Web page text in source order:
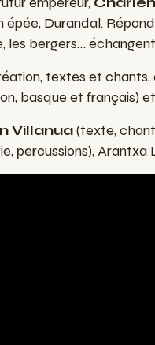
épée, Durandal.
les bergers…
textes et chants,
basque et français)
Villanua(texte,
percussions), Arantxa